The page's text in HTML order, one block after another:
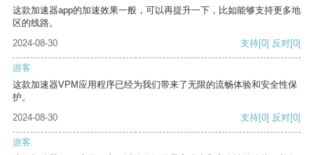
这款加速器app的加速效果一般，可以再提升一下，比如能够支持更多地
区的线路。
2024-08-30
支持[0] 反对[0]
游客
这款加速器VPM应用程序已经为我们带来了无限的流畅体验和安全性保
护。
2024-08-30
支持[0] 反对[0]
游客